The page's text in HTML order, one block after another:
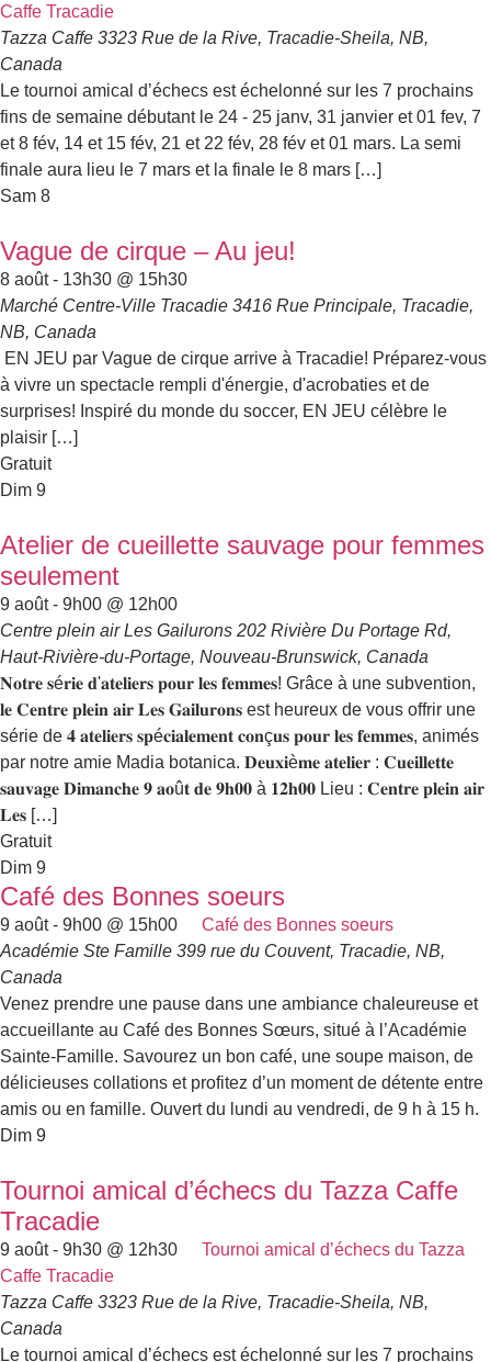
Caffe Tracadie
Tazza Caffe 3323 Rue de la Rive, Tracadie-Sheila, NB,
Canada
Le tournoi amical d’échecs est échelonné sur les 7 prochains
fins de semaine débutant le 24 - 25 janv, 31 janvier et 01 fev, 7
et 8 fév, 14 et 15 fév, 21 et 22 fév, 28 fév et 01 mars. La semi
finale aura lieu le 7 mars et la finale le 8 mars […]
Sam 8
Vague de cirque – Au jeu!
8 août - 13h30 @ 15h30
Marché Centre-Ville Tracadie 3416 Rue Principale, Tracadie,
NB, Canada
EN JEU par Vague de cirque arrive à Tracadie! Préparez-vous
à vivre un spectacle rempli d'énergie, d'acrobaties et de
surprises! Inspiré du monde du soccer, EN JEU célèbre le
plaisir […]
Gratuit
Dim 9
Atelier de cueillette sauvage pour femmes
seulement
9 août - 9h00 @ 12h00
Centre plein air Les Gailurons 202 Rivière Du Portage Rd,
Haut-Rivière-du-Portage, Nouveau-Brunswick, Canada
𝐍𝐨𝐭𝐫𝐞 𝐬é𝐫𝐢𝐞 𝐝'𝐚𝐭𝐞𝐥𝐢𝐞𝐫𝐬 𝐩𝐨𝐮𝐫 𝐥𝐞𝐬 𝐟𝐞𝐦𝐦𝐞𝐬! Grâce à une subvention,
𝐥𝐞 𝐂𝐞𝐧𝐭𝐫𝐞 𝐩𝐥𝐞𝐢𝐧 𝐚𝐢𝐫 𝐋𝐞𝐬 𝐆𝐚𝐢𝐥𝐮𝐫𝐨𝐧𝐬 est heureux de vous offrir une
série de 𝟒 𝐚𝐭𝐞𝐥𝐢𝐞𝐫𝐬 𝐬𝐩é𝐜𝐢𝐚𝐥𝐞𝐦𝐞𝐧𝐭 𝐜𝐨𝐧ç𝐮𝐬 𝐩𝐨𝐮𝐫 𝐥𝐞𝐬 𝐟𝐞𝐦𝐦𝐞𝐬, animés
par notre amie Madia botanica. 𝐃𝐞𝐮𝐱𝐢è𝐦𝐞 𝐚𝐭𝐞𝐥𝐢𝐞𝐫 : 𝐂𝐮𝐞𝐢𝐥𝐥𝐞𝐭𝐭𝐞
𝐬𝐚𝐮𝐯𝐚𝐠𝐞 𝐃𝐢𝐦𝐚𝐧𝐜𝐡𝐞 𝟗 𝐚𝐨û𝐭 𝐝𝐞 𝟗𝐡𝟎𝟎 à 𝟏𝟐𝐡𝟎𝟎 Lieu : 𝐂𝐞𝐧𝐭𝐫𝐞 𝐩𝐥𝐞𝐢𝐧 𝐚𝐢𝐫
𝐋𝐞𝐬 […]
Gratuit
Dim 9
Café des Bonnes soeurs
9 août - 9h00 @ 15h00
Café des Bonnes soeurs
Académie Ste Famille 399 rue du Couvent, Tracadie, NB,
Canada
Venez prendre une pause dans une ambiance chaleureuse et
accueillante au Café des Bonnes Sœurs, situé à l’Académie
Sainte-Famille. Savourez un bon café, une soupe maison, de
délicieuses collations et profitez d’un moment de détente entre
amis ou en famille. Ouvert du lundi au vendredi, de 9 h à 15 h.
Dim 9
Tournoi amical d’échecs du Tazza Caffe
Tracadie
9 août - 9h30 @ 12h30
Tournoi amical d’échecs du Tazza
Caffe Tracadie
Tazza Caffe 3323 Rue de la Rive, Tracadie-Sheila, NB,
Canada
Le tournoi amical d’échecs est échelonné sur les 7 prochains